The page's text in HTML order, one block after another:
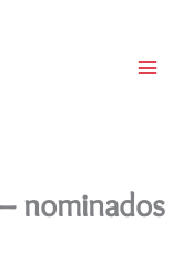
nominados